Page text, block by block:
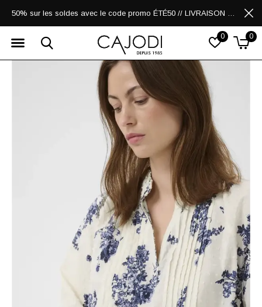
0 0
50% sur les soldes avec le code promo ÉTÉ50 // LIVRAISON GRATUITE POUR LES ACHATS DE 250$ ET PLUS